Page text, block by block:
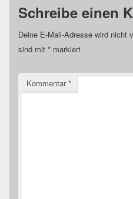
Schreibe einen
Deine E-Mail-Adresse wird nicht
sind mit * markiert
Kommentar*